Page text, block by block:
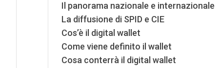
Il panorama nazionale e internazionale
La diffusione di SPID e CIE
Cos’è il digital wallet
Come viene definito il wallet
Cosa conterrà il digital wallet